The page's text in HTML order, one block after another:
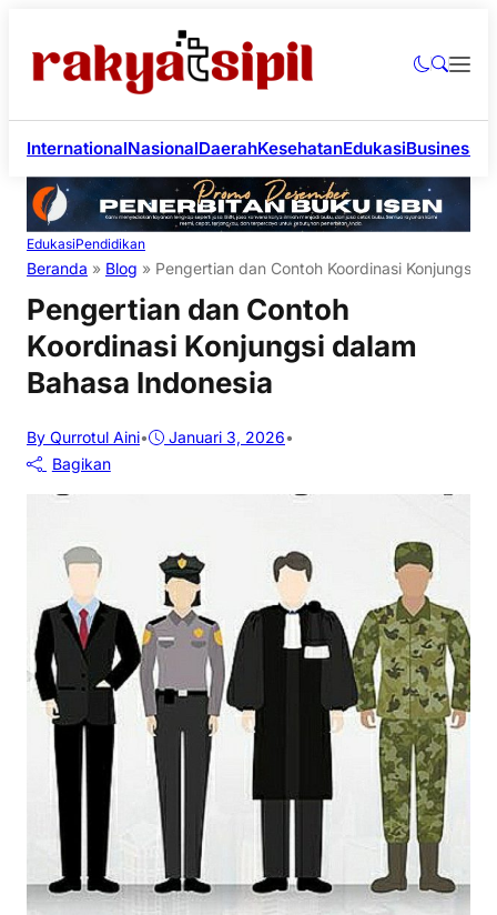
InternationalNasionalDaerahKesehatanEdukasiBusiness
EdukasiPendidikan
Beranda » Blog » Pengertian dan Contoh Koordinasi Konjungsi
Pengertian dan Contoh
Koordinasi Konjungsi dalam
Bahasa Indonesia
By Qurrotul Aini• Januari 3, 2026•
Bagikan